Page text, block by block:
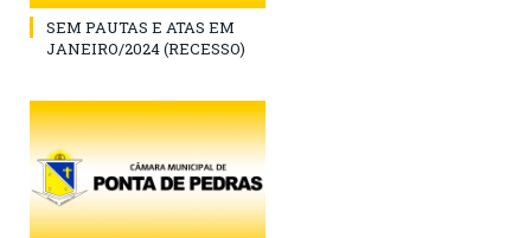
SEM PAUTAS E ATAS EM
JANEIRO/2024 (RECESSO)